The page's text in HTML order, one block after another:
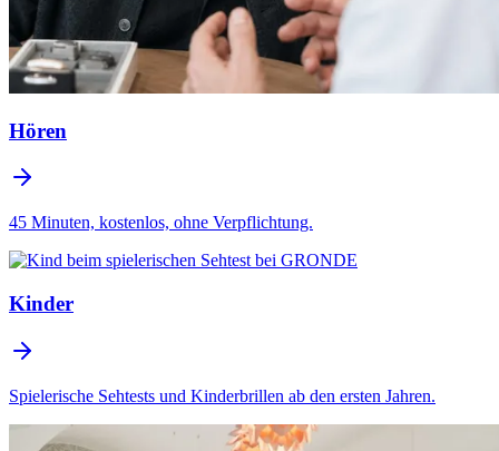
Hören
45 Minuten, kostenlos, ohne Verpflichtung.
Kinder
Spielerische Sehtests und Kinderbrillen ab den ersten Jahren.